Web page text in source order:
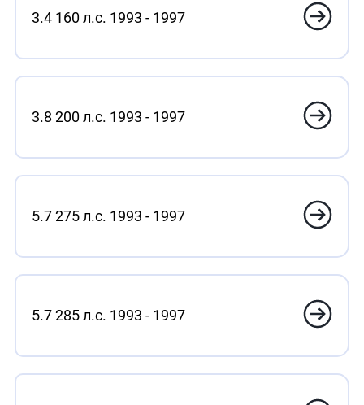
3.4 160 л.с. 1993 - 1997
3.8 200 л.с. 1993 - 1997
5.7 275 л.с. 1993 - 1997
5.7 285 л.с. 1993 - 1997